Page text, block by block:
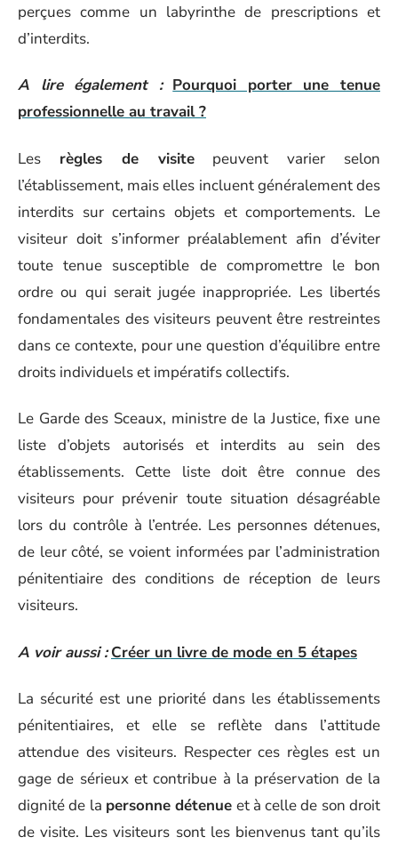
perçues comme un labyrinthe de prescriptions et
d’interdits.
A lire également : Pourquoi porter une tenue
professionnelle au travail ?
Les règles de visitepeuvent varier selon
l’établissement, mais elles incluent généralement des
interdits sur certains objets et comportements. Le
visiteur doit s’informer préalablement afin d’éviter
toute tenue susceptible de compromettre le bon
ordre ou qui serait jugée inappropriée. Les libertés
fondamentales des visiteurs peuvent être restreintes
dans ce contexte, pour une question d’équilibre entre
droits individuels et impératifs collectifs.
Le Garde des Sceaux, ministre de la Justice, fixe une
liste d’objets autorisés et interdits au sein des
établissements. Cette liste doit être connue des
visiteurs pour prévenir toute situation désagréable
lors du contrôle à l’entrée. Les personnes détenues,
de leur côté, se voient informées par l’administration
pénitentiaire des conditions de réception de leurs
visiteurs.
A voir aussi : Créer un livre de mode en 5 étapes
La sécurité est une priorité dans les établissements
pénitentiaires, et elle se reflète dans l’attitude
attendue des visiteurs. Respecter ces règles est un
gage de sérieux et contribue à la préservation de la
dignité de la personne détenue et à celle de son droit
de visite. Les visiteurs sont les bienvenus tant qu’ils